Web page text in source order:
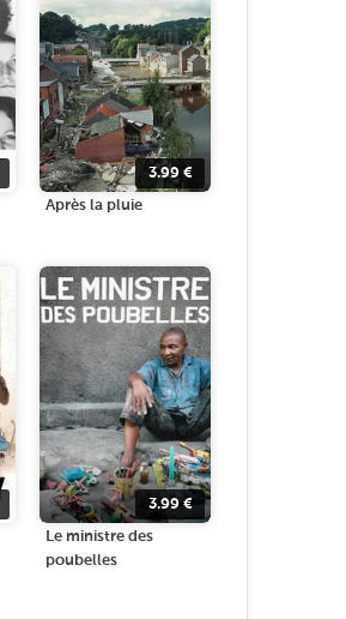
3.99€
Après la pluie
3.99€
Le ministre des
poubelles